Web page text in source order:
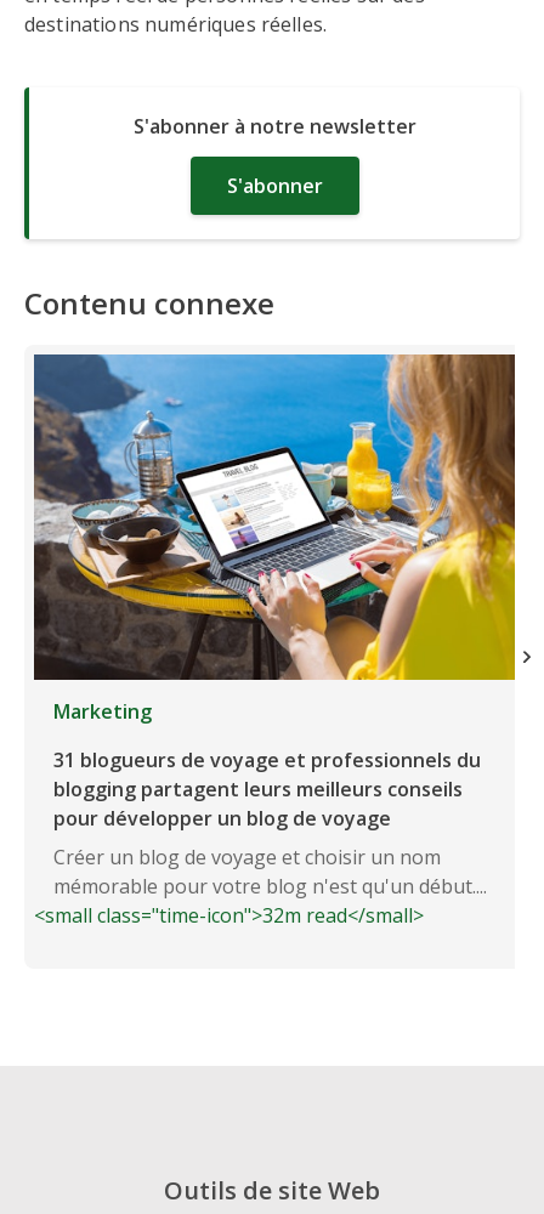
destinations numériques réelles.
S'abonner à notre newsletter
S'abonner
Contenu connexe
Marketing
31 blogueurs de voyage et professionnels du
blogging partagent leurs meilleurs conseils
pour développer un blog de voyage
Créer un blog de voyage et choisir un nom
mémorable pour votre blog n'est qu'un début....
<small class="time-icon">32m read</small>
Outils de site Web